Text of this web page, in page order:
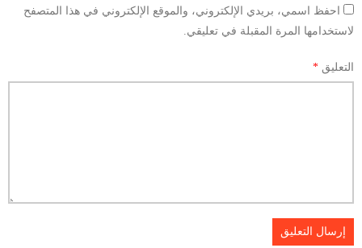
احفظ اسمي، بريدي الإلكتروني، والموقع الإلكتروني في هذا المتصفح
لاستخدامها المرة المقبلة في تعليقي.
التعليق *